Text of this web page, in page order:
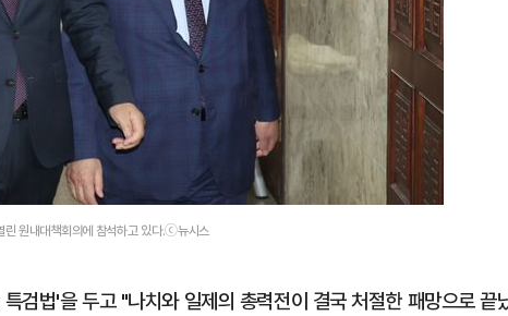
린 원내대책회의에 참석하고 있다.ⓒ뉴시스
검법'을 두고 "나치와 일제의 총력전이 결국 처절한 패망으로 끝